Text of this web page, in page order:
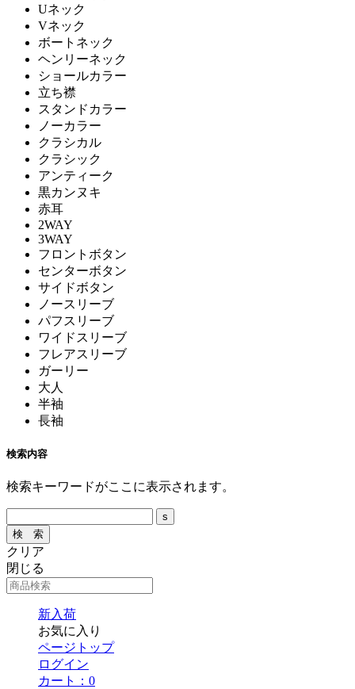
Uネック
Vネック
ボートネック
ヘンリーネック
ショールカラー
立ち襟
スタンドカラー
ノーカラー
クラシカル
クラシック
アンティーク
黒カンヌキ
赤耳
2WAY
3WAY
フロントボタン
センターボタン
サイドボタン
ノースリーブ
パフスリーブ
ワイドスリーブ
フレアスリーブ
ガーリー
大人
半袖
長袖
検索内容
検索キーワードがここに表示されます。
クリア
閉じる
新入荷
お気に入り
ページトップ
ログイン
カート： 0